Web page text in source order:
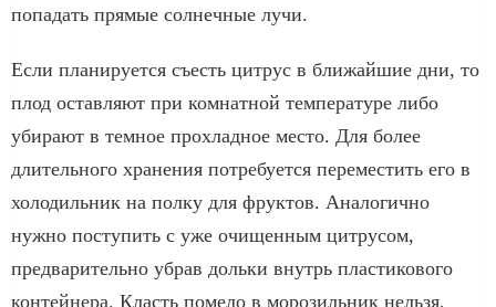
попадать прямые солнечные лучи.
Если планируется съесть цитрус в ближайшие дни, то
плод оставляют при комнатной температуре либо
убирают в темное прохладное место. Для более
длительного хранения потребуется переместить его в
холодильник на полку для фруктов. Аналогично
нужно поступить с уже очищенным цитрусом,
предварительно убрав дольки внутрь пластикового
контейнера. Класть помело в морозильник нельзя,